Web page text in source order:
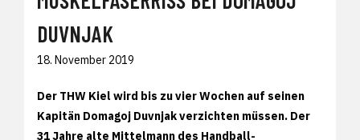
DUVNJAK
18. November 2019
Der THW Kiel wird bis zu vier Wochen auf seinen
Kapitän Domagoj Duvnjak verzichten müssen. Der
31 Jahre alte Mittelmann des Handball-